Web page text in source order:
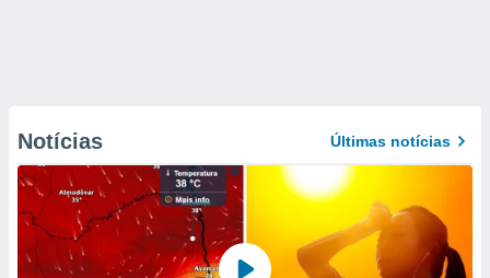
Notícias Últimas notícias